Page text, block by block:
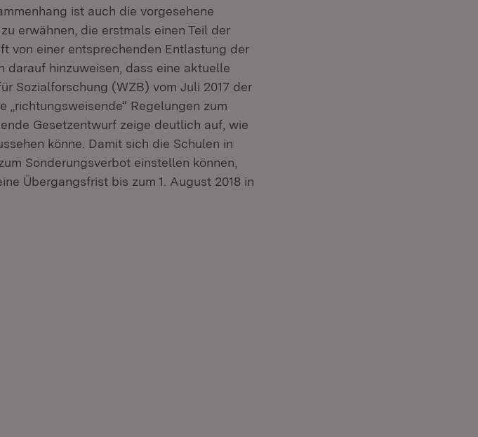
ist auch die vorgesehene
erwähnen, die erstmals einen Teil der
von einer entsprechenden Entlastung der
hinzuweisen, dass eine aktuelle
Sozialforschung (WZB) vom Juli 2017 der
Regelungen zum
Gesetzentwurf zeige deutlich auf, wie
könne. Damit sich die Schulen in
Sonderungsverbot einstellen können,
Übergangsfrist bis zum 1. August 2018 in